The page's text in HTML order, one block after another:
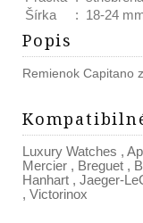
Šírka
: 18-24
Popis
Remienok Capitano
Luxury Watches ,
Mercier , Breguet ,
Hanhart , Jaeger-
, Victorinox